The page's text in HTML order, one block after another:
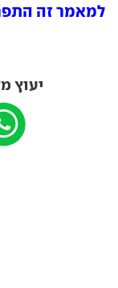
למאמר זה התפרסמו
יעוץ